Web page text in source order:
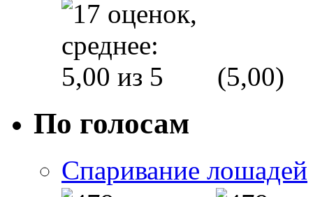
(5,00)
По голосам
Спаривание лошадей